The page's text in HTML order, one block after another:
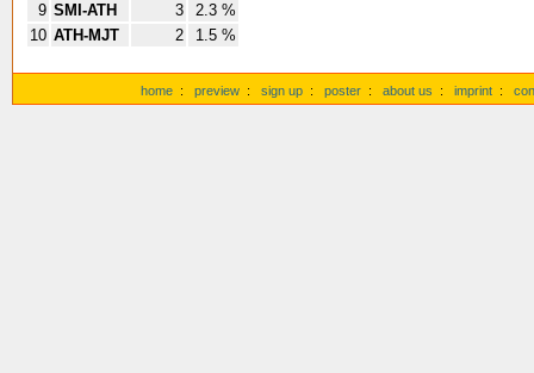
9 SMI-ATH 3
2.3 %
10 ATH-MJT 2 1.5 %
home : preview : sign up : poster : about us : imprint :